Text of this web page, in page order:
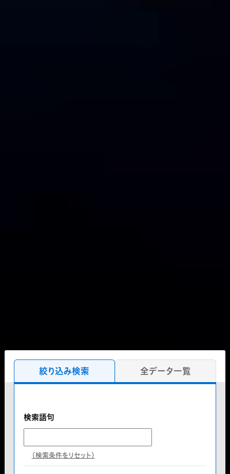
絞り込み検索 全データ一覧
検索語句
（検索条件をリセット）